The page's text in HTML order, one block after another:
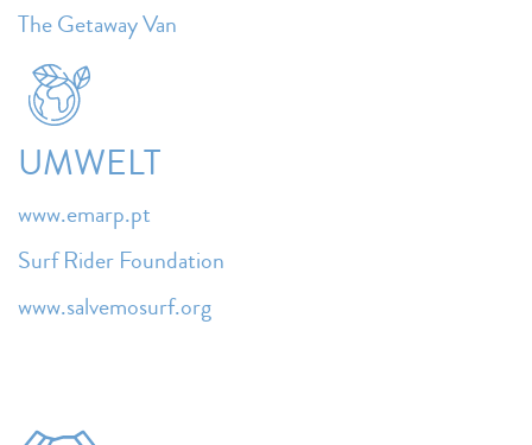
The Getaway Van
UMWELT
www.emarp.pt
Surf Rider Foundation
www.salvemosurf.org